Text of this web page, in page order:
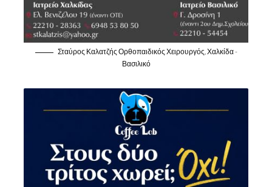
Σταύρος Καλατζής Ορθοπαιδικός Χειρουργός, Χαλκίδα -
Βασιλικό